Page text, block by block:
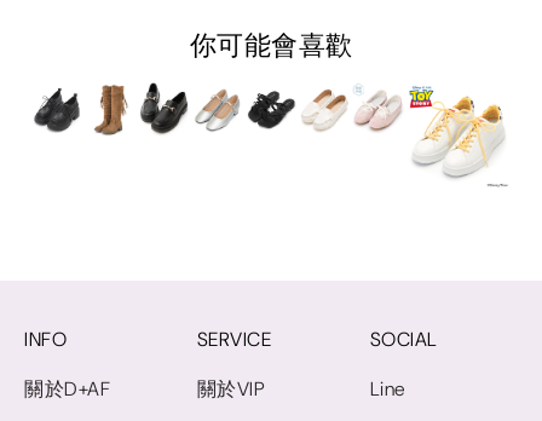
你可能會喜歡
INFO
關於D+AF
SERVICE
關於VIP
SOCIAL
Line